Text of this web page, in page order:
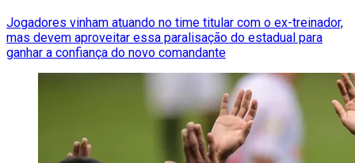
Jogadores vinham atuando no time titular com o ex-treinador,
mas devem aproveitar essa paralisação do estadual para
ganhar a confiança do novo comandante